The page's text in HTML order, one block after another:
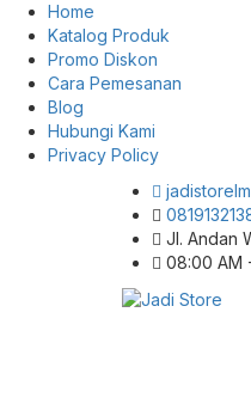
Home
Katalog Produk
Promo Diskon
Cara Pemesanan
Blog
Hubungi Kami
Privacy Policy
Jl. Andan
08:00 AM